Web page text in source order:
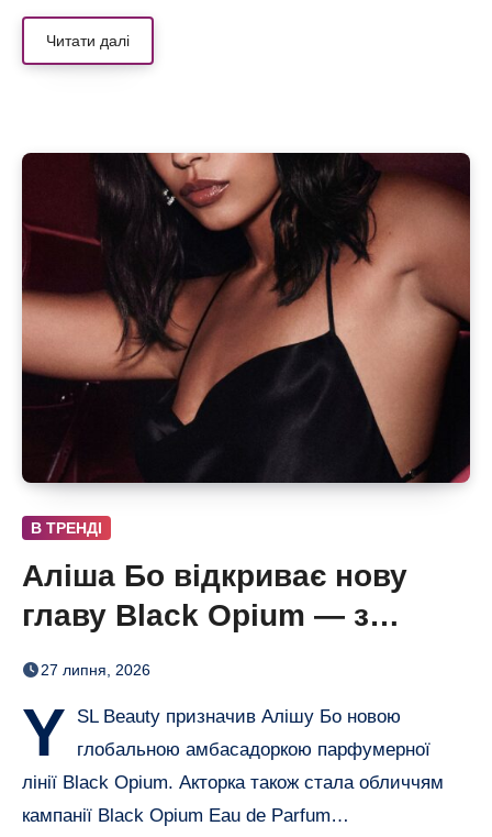
Читати далі
В ТРЕНДІ
Аліша Бо відкриває нову
главу Black Opium — з
ароматом полуниці, кави й
27 липня, 2026
Y
SL Beauty призначив Алішу Бо новою
глобальною амбасадоркою парфумерної
лінії Black Opium. Акторка також стала обличчям
кампанії Black Opium Eau de Parfum…